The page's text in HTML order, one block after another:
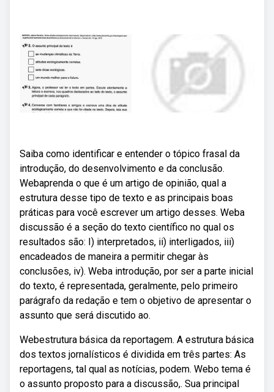
Saiba como identificar e entender o tópico frasal da
introdução, do desenvolvimento e da conclusão.
Webaprenda o que é um artigo de opinião, qual a
estrutura desse tipo de texto e as principais boas
práticas para você escrever um artigo desses. Weba
discussão é a seção do texto científico no qual os
resultados são: I) interpretados, ii) interligados, iii)
encadeados de maneira a permitir chegar às
conclusões, iv). Weba introdução, por ser a parte inicial
do texto, é representada, geralmente, pelo primeiro
parágrafo da redação e tem o objetivo de apresentar o
assunto que será discutido ao.
Webestrutura básica da reportagem. A estrutura básica
dos textos jornalísticos é dividida em três partes: As
reportagens, tal qual as notícias, podem. Webo tema é
o assunto proposto para a discussão,. Sua principal